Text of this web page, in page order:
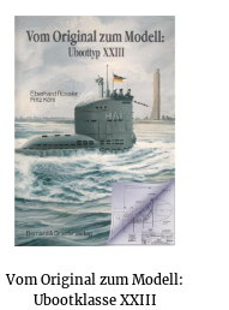
Vom Original zum Modell:
Ubootklasse XXIII